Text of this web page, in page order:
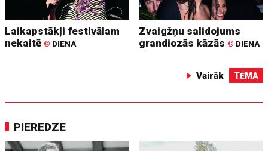
Laikapstākļi festivālam
nekaitē © DIENA
Zvaigžņu salidojums
grandiozās kāzās © DIENA
Vairāk TĒMA
PIEREDZE